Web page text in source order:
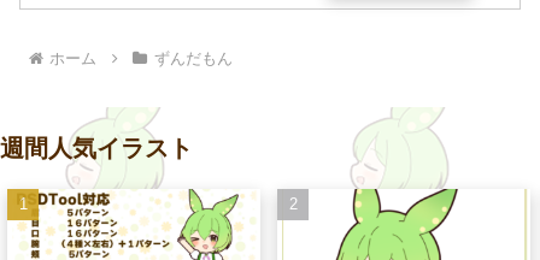
ホーム ずんだもん
週間人気イラスト